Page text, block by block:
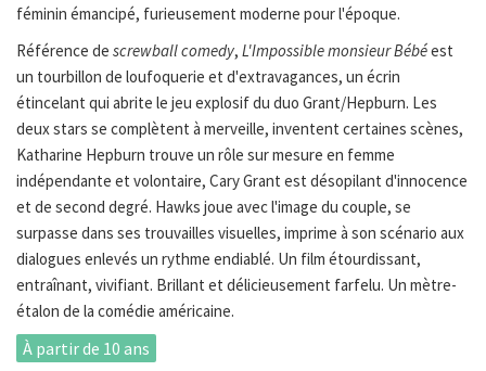
féminin émancipé, furieusement moderne pour l'époque.
Référence de screwball comedy, L'Impossible monsieur Bébéest
un tourbillon de loufoquerie et d'extravagances, un écrin
étincelant qui abrite le jeu explosif du duo Grant/Hepburn. Les
deux stars se complètent à merveille, inventent certaines scènes,
Katharine Hepburn trouve un rôle sur mesure en femme
indépendante et volontaire, Cary Grant est désopilant d'innocence
et de second degré. Hawks joue avec l'image du couple, se
surpasse dans ses trouvailles visuelles, imprime à son scénario aux
dialogues enlevés un rythme endiablé. Un film étourdissant,
entraînant, vivifiant. Brillant et délicieusement farfelu. Un mètre-
étalon de la comédie américaine.
À partir de 10 ans